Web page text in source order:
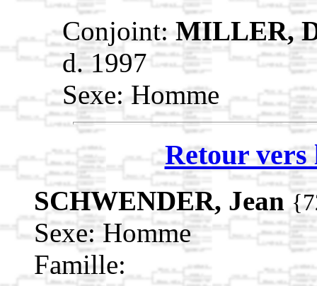
Conjoint: MILLER,
d. 1997
Sexe: Homme
Retour vers
SCHWENDER, Jean
Sexe: Homme
Famille: